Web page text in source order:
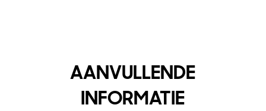
AANVULLENDE
INFORMATIE